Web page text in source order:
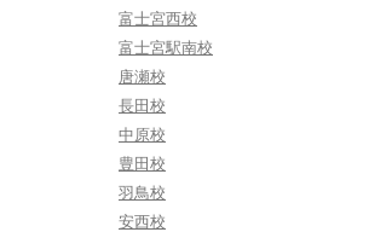
富士宮西校
富士宮駅南校
唐瀬校
長田校
中原校
豊田校
羽鳥校
安西校